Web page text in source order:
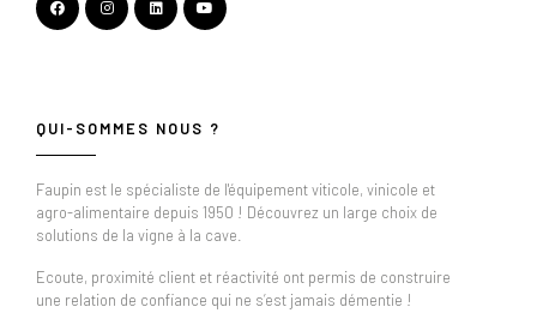
QUI-SOMMES NOUS ?
Faupin est le spécialiste de l'équipement viticole, vinicole et
agro-alimentaire depuis 1950 ! Découvrez un large choix de
solutions de la vigne à la cave.
Ecoute, proximité client et réactivité ont permis de construire
une relation de confiance qui ne s’est jamais démentie !